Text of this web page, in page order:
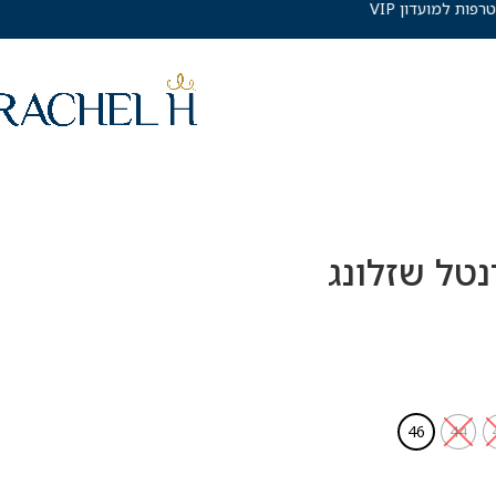
שזלונג
44
46
10% הנחה בהצטרפות למועדון VIP